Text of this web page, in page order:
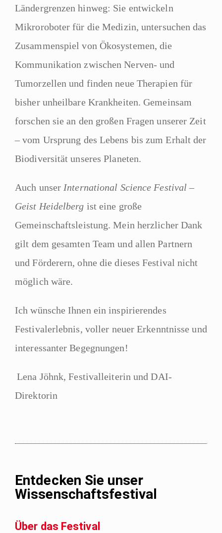
Ländergrenzen hinweg: Sie entwickeln
Mikroroboter für die Medizin, untersuchen das
Zusammenspiel von Ökosystemen, die
Kommunikation zwischen Nerven- und
Tumorzellen und finden neue Therapien für
bisher unheilbare Krankheiten. Gemeinsam
forschen sie an den großen Fragen unserer Zeit
– vom Ursprung des Lebens bis zum Erhalt der
Biodiversität unseres Planeten.
Auch unser International Science Festival –
Geist Heidelberg ist eine große
Gemeinschaftsleistung. Mein herzlicher Dank
gilt dem gesamten Team und allen Partnern
und Förderern, ohne die dieses Festival nicht
möglich wäre.
Ich wünsche Ihnen ein inspirierendes
Festivalerlebnis, voller neuer Erkenntnisse und
interessanter Begegnungen!
Lena Jöhnk, Festivalleiterin und DAI-
Direktorin
Entdecken Sie unser
Wissenschaftsfestival
Über das Festival